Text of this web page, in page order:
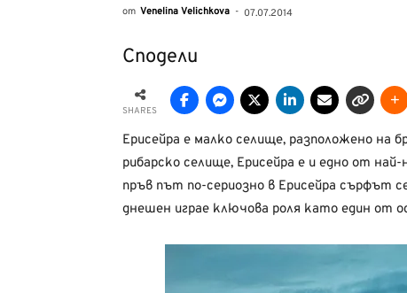
от Venelina Velichkova - 07.07.2014
Сподели
SHARES
Ерисейра е малко селище, разположено на
рибарско селище, Ерисейра е и едно от
пръв път по-сериозно в Ерисейра сърфът
днешен играе ключова роля като един от